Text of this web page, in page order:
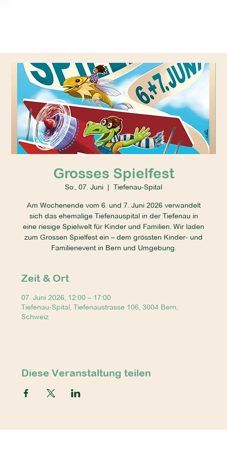
Grosses Spielfest
So., 07. Juni
  |
Tiefenau-Spital
Am Wochenende vom 6. und 7. Juni 2026 verwandelt
sich das ehemalige Tiefenauspital in der Tiefenau in
eine riesige Spielwelt für Kinder und Familien. Wir laden
zum Grossen Spielfest ein – dem grössten Kinder- und
Familienevent in Bern und Umgebung.
Zeit & Ort
07. Juni 2026, 12:00 – 17:00
Tiefenau-Spital, Tiefenaustrasse 106, 3004 Bern,
Schweiz
Diese Veranstaltung teilen